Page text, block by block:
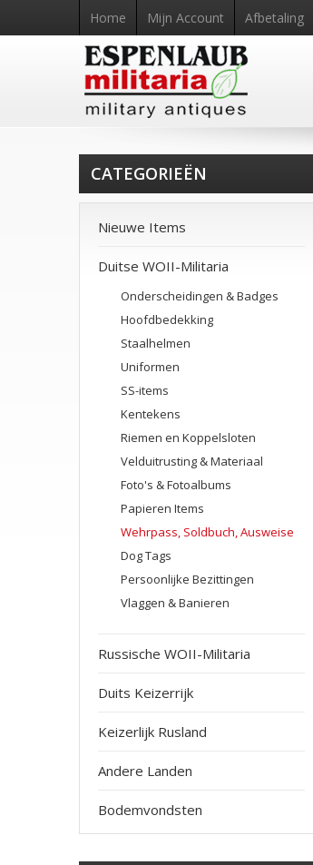
Home Mijn Account Afbetaling
CATEGORIEËN
Nieuwe Items
Duitse WOII-Militaria
Onderscheidingen & Badges
Hoofdbedekking
Staalhelmen
Uniformen
SS-items
Kentekens
Riemen en Koppelsloten
Velduitrusting & Materiaal
Foto's & Fotoalbums
Papieren Items
Wehrpass, Soldbuch, Ausweise
Dog Tags
Persoonlijke Bezittingen
Vlaggen & Banieren
Russische WOII-Militaria
Duits Keizerrijk
Keizerlijk Rusland
Andere Landen
Bodemvondsten